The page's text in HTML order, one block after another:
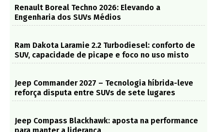
Renault Boreal Techno 2026: Elevando a
Engenharia dos SUVs Médios
Ram Dakota Laramie 2.2 Turbodiesel: conforto de
SUV, capacidade de picape e foco no uso misto
Jeep Commander 2027 – Tecnologia híbrida-leve
reforça disputa entre SUVs de sete lugares
Jeep Compass Blackhawk: aposta na performance